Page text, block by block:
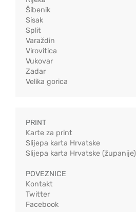
Šibenik
Sisak
Split
Varaždin
Virovitica
Vukovar
Zadar
Velika gorica
PRINT
Karte za print
Slijepa karta Hrvatske
Slijepa karta Hrvatske (županije)
POVEZNICE
Kontakt
Twitter
Facebook